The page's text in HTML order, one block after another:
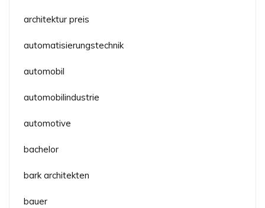
architektur preis
automatisierungstechnik
automobil
automobilindustrie
automotive
bachelor
bark architekten
bauer